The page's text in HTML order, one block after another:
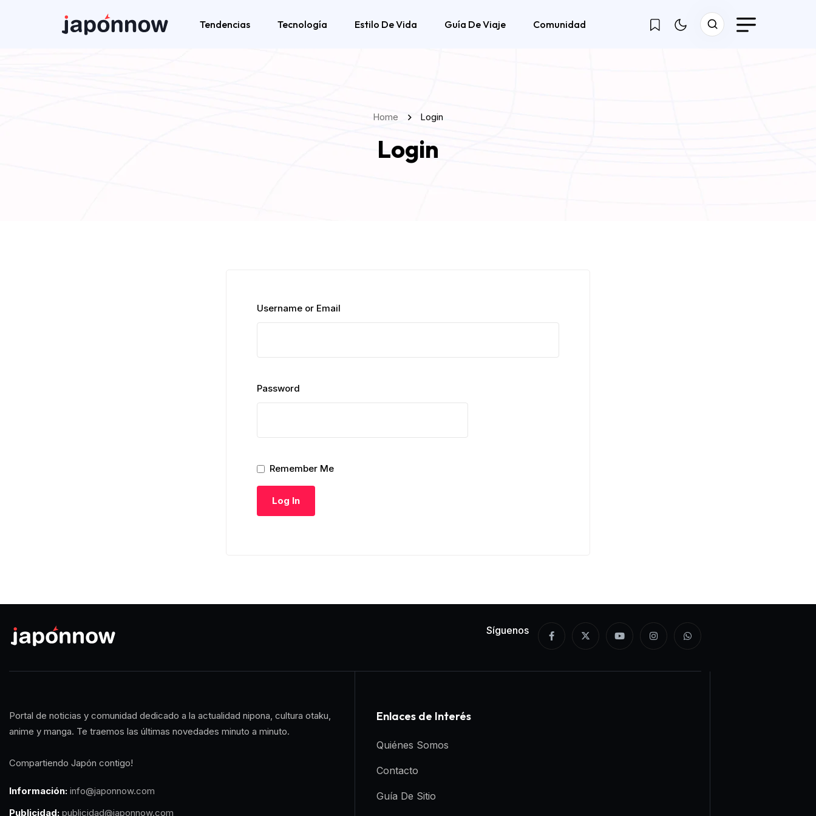
Tendencias Tecnología Estilo De Vida Guía De Viaje Comunidad
Home Login
Login
Username or Email
Password
Remember Me
Síguenos
Portal de noticias y comunidad dedicado a la actualidad nipona, cultura otaku,
anime y manga. Te traemos las últimas novedades minuto a minuto.
Compartiendo Japón contigo!
Información: info@japonnow.com
Publicidad: publicidad@japonnow.com
Enlaces de Interés
Quiénes Somos
Contacto
Guía De Sitio